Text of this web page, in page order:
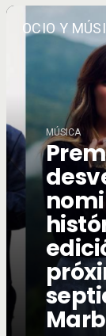
OCIO Y
MÚSICA